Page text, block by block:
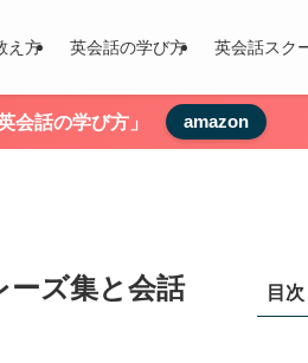
え方 英会話の学び方 英会話スク
話の学び方」 amazon
ーズ集と会話
目次